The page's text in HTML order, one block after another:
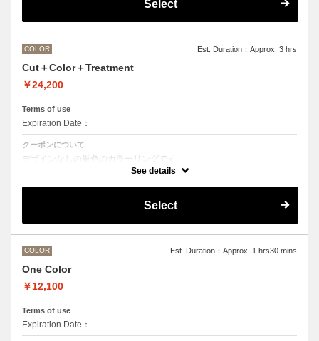
●カラーリングは髪の長さにより別途ロング料金を頂戴いたします。
Select
COLOR Est. Duration：Approx. 3 hrs
Cut＋Color＋Treatment
￥24,200
Terms of use
Expiration Date：
クーポンについて
デザインなしの単色のカラーリングです。
●マイクロバブルシャンプー込み
トリートメントは髪質の合わせてご提案させていただいておりますの
●髪の長さにより別途ロング料金を頂戴いたします。
●ハイライト、ブリーチ、ポイントカラーなどデザインカラーをご希望
の場合、別メニューを追加でお選びください。
See details
Select
COLOR Est. Duration：Approx. 1 hrs30 mins
One Color
￥12,100
Terms of use
Expiration Date：